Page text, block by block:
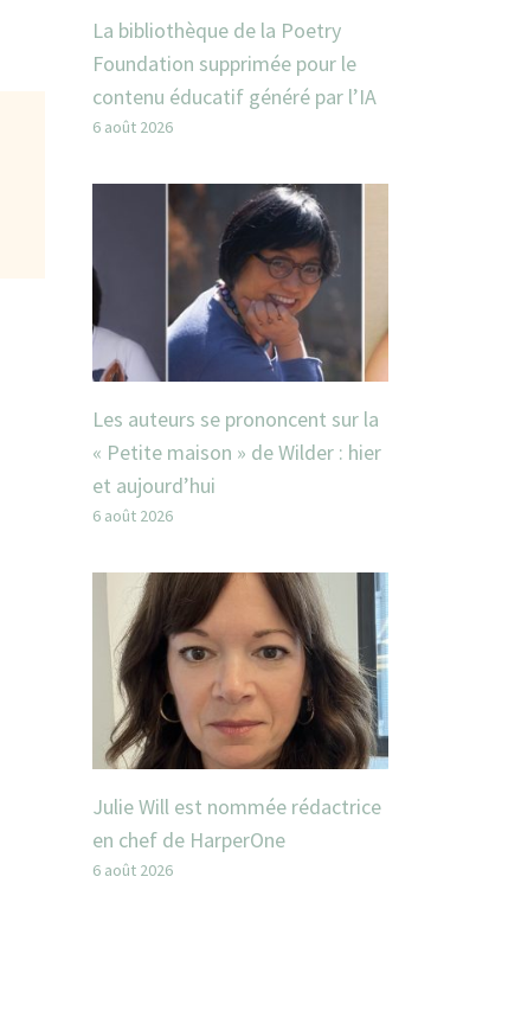
La bibliothèque de la Poetry
Foundation supprimée pour le
contenu éducatif généré par l’IA
6 août 2026
Les auteurs se prononcent sur la
« Petite maison » de Wilder : hier
et aujourd’hui
6 août 2026
Julie Will est nommée rédactrice
en chef de HarperOne
6 août 2026